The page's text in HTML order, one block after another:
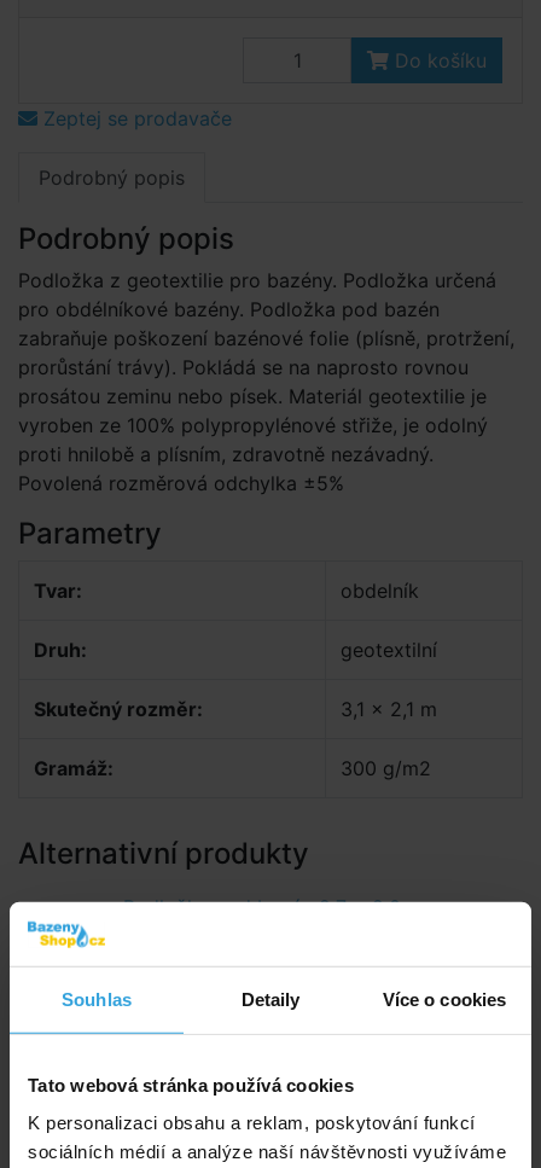
Souhlas Detaily Více o cookies
Tato webová stránka používá cookies
K personalizaci obsahu a reklam, poskytování funkcí
sociálních médií a analýze naší návštěvnosti využíváme
Do košíku
Zeptej se prodavače
Podrobný popis
Podrobný popis
Podložka z geotextilie pro bazény. Podložka určená
pro obdélníkové bazény. Podložka pod bazén
zabraňuje poškození bazénové folie (plísně, protržení,
prorůstání trávy). Pokládá se na naprosto rovnou
prosátou zeminu nebo písek. Materiál geotextilie je
vyroben ze 100% polypropylénové střiže, je odolný
proti hnilobě a plísním, zdravotně nezávadný.
Povolená rozměrová odchylka ±5%
Parametry
Tvar: obdelník
Druh: geotextilní
Skutečný rozměr: 3,1 x 2,1 m
Gramáž: 300 g/m2
Alternativní produkty
Podložka pod bazén 2,7 x 2,0m